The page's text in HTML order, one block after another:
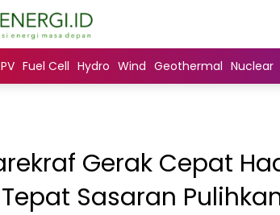
Fuel Cell Hydro Wind Geothermal Nuclear
Gerak Cepat
Sasaran